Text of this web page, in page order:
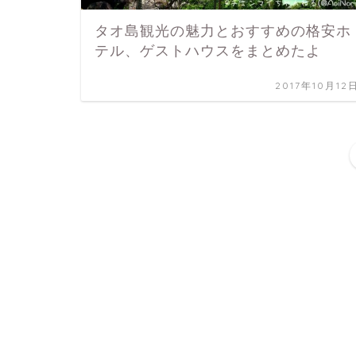
タオ島観光の魅力とおすすめの格安ホ
テル、ゲストハウスをまとめたよ
2017年10月12日